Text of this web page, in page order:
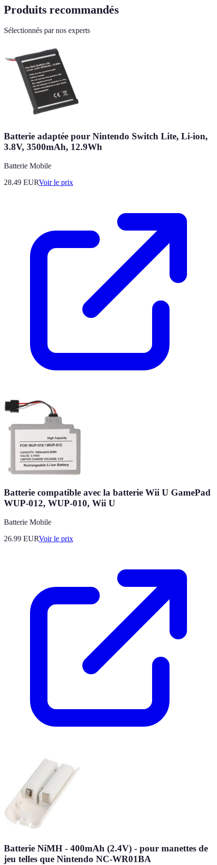
Produits recommandés
Sélectionnés par nos experts
Batterie adaptée pour Nintendo Switch Lite, Li-ion,
3.8V, 3500mAh, 12.9Wh
Batterie Mobile
28.49 EURVoir le prix
Batterie compatible avec la batterie Wii U GamePad
WUP-012, WUP-010, Wii U
Batterie Mobile
26.99 EURVoir le prix
Batterie NiMH - 400mAh (2.4V) - pour manettes de
jeu telles que Nintendo NC-WR01BA